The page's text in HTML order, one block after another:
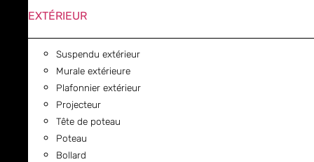
EXTÉRIEUR
Suspendu extérieur
Murale extérieure
Plafonnier extérieur
Projecteur
Tête de poteau
Poteau
Bollard